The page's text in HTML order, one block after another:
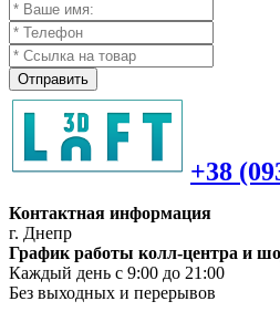
Отправить
+38
Контактная информация
г. Днепр
График работы колл-центра и
Каждый день с 9:00 до 21:00
Без выходных и перерывов